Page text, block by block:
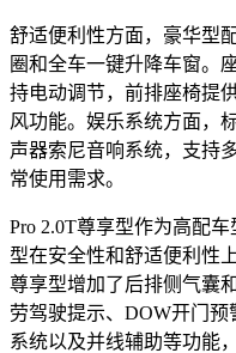
舒适便利性方面，豪华型
圈和全车一键升降车窗。
持电动调节，前排座椅提
风功能。娱乐系统方面，
声器索尼音响系统，支持
常使用需求。
Pro 2.0T尊享型作为高配
型在安全性和舒适便利性
尊享型增加了后排侧气囊
劳驾驶提示、DOW开门
系统以及并线辅助等功能